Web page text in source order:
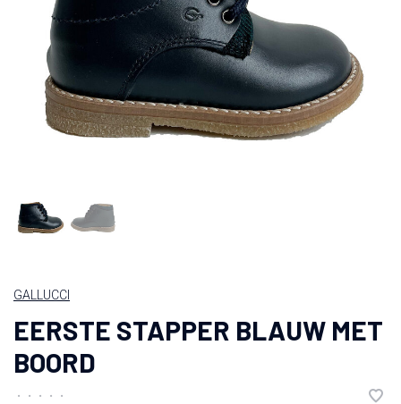
GALLUCCI
EERSTE STAPPER BLAUW MET
BOORD
• • • •
•